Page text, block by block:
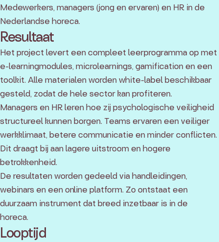
Medewerkers, managers (jong en ervaren) en HR in de
Nederlandse horeca.
Resultaat
Het project levert een compleet leerprogramma op met
e-learningmodules, microlearnings, gamification en een
toolkit. Alle materialen worden white-label beschikbaar
gesteld, zodat de hele sector kan profiteren.
Managers en HR leren hoe zij psychologische veiligheid
structureel kunnen borgen. Teams ervaren een veiliger
werkklimaat, betere communicatie en minder conflicten.
Dit draagt bij aan lagere uitstroom en hogere
betrokkenheid.
De resultaten worden gedeeld via handleidingen,
webinars en een online platform. Zo ontstaat een
duurzaam instrument dat breed inzetbaar is in de
horeca.
Looptijd